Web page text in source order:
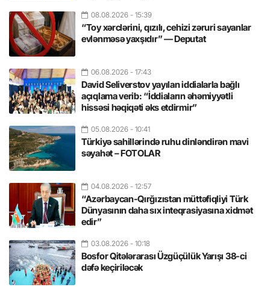
08.08.2026 - 15:39
“Toy xərclərini, qızılı, cehizi zəruri sayanlar
evlənməsə yaxşıdır” — Deputat
06.08.2026 - 17:43
David Seliverstov yayılan iddialarla bağlı
açıqlama verib: “İddiaların əhəmiyyətli
hissəsi həqiqəti əks etdirmir”
05.08.2026 - 10:41
Türkiyə sahillərində ruhu dinləndirən mavi
səyahət – FOTOLAR
04.08.2026 - 12:57
“Azərbaycan-Qırğızıstan müttəfiqliyi Türk
Dünyasının daha sıx inteqrasiyasına xidmət
edir”
03.08.2026 - 10:18
Bosfor Qitələrarası Üzgüçülük Yarışı 38-ci
dəfə keçiriləcək